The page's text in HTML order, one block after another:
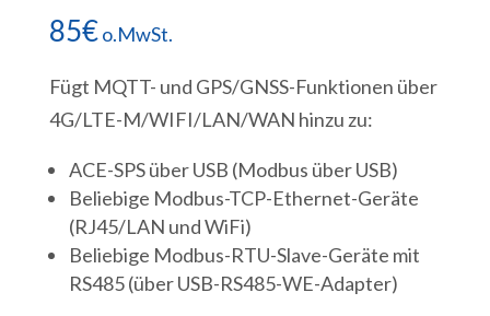
85€o.MwSt.
Fügt MQTT- und GPS/GNSS-Funktionen über
4G/LTE-M/WIFI/LAN/WAN hinzu zu:
ACE-SPS über USB (Modbus über USB)
Beliebige Modbus-TCP-Ethernet-Geräte
(RJ45/LAN und WiFi)
Beliebige Modbus-RTU-Slave-Geräte mit
RS485 (über USB-RS485-WE-Adapter)